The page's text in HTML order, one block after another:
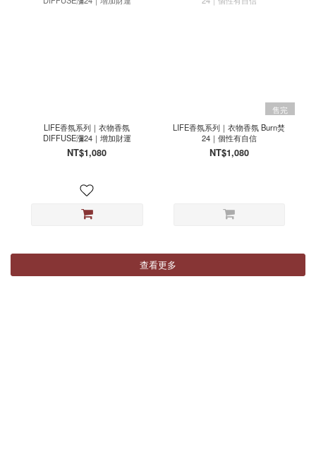
LIFE香氛系列｜衣物香氛
DIFFUSE瀰24｜增加財運
NT$1,080
售完
LIFE香氛系列｜衣物香氛 Burn焚
24｜個性有自信
NT$1,080
查看更多